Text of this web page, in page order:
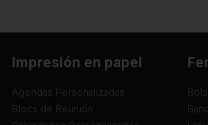
Impresión en papel
Agendas Personalizadas
Blocs de Reunión